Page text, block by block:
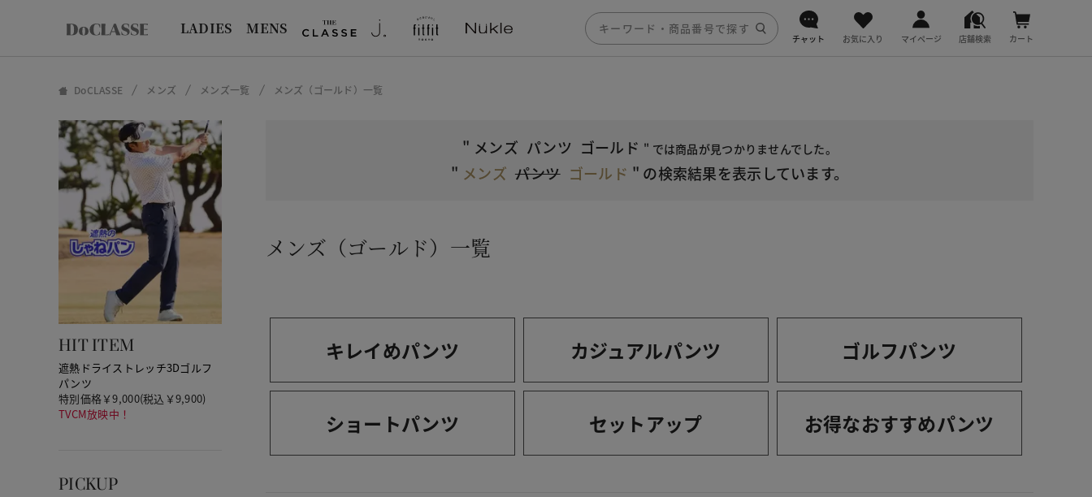
LADIES MENS
チャット お気に入り マイページ 店舗検索 カート
DoCLASSE メンズ メンズ一覧 メンズ（ゴールド）一覧
HIT ITEM
遮熱ドライストレッチ3Dゴルフ
パンツ
特別価格￥9,000(税込￥9,900)
TVCM放映中！
PICKUP
" メンズ パンツ ゴールド " では商品が見つかりませんでした。
" メンズ パンツ ゴールド " の検索結果を表示しています。
メンズ（ゴールド）一覧
キレイめパンツ カジュアルパンツ ゴルフパンツ
ショートパンツ セットアップ お得なおすすめパンツ